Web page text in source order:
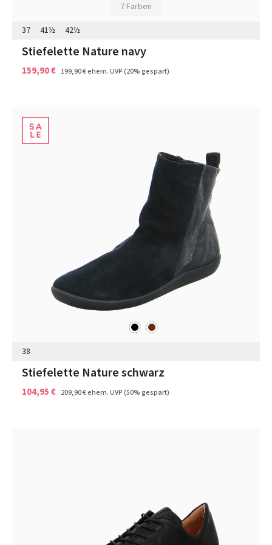
7 Farben
37
41½ 42½
Stiefelette Nature navy
159,90 € 199,90 €ehem. UVP(20% gespart)
schwarz
braun
38
Stiefelette Nature schwarz
104,95 € 209,90 €ehem. UVP(50% gespart)